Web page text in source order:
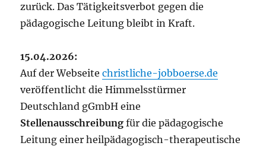
zurück. Das Tätigkeitsverbot gegen die
pädagogische Leitung bleibt in Kraft.
15.04.2026:
Auf der Webseitechristliche-jobboerse.de
veröffentlicht die Himmelsstürmer
Deutschland gGmbH eine
Stellenausschreibung für die pädagogische
Leitung einer heilpädagogisch-therapeutische